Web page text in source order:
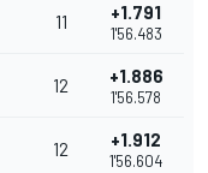
11 +1.791
1'56.483
12 +1.886
1'56.578
12 +1.912
1'56.604